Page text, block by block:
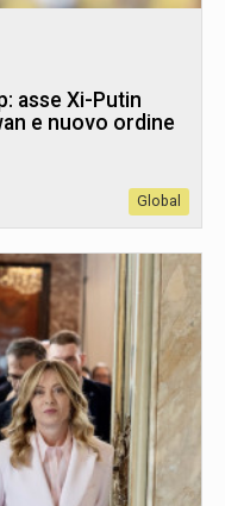
asse Xi-Putin
e nuovo ordine
Global